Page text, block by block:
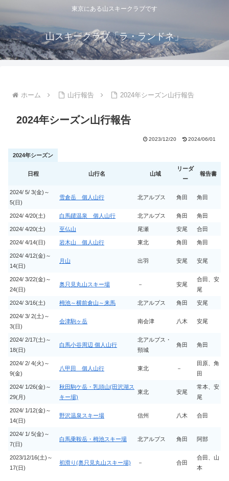
東京にある山スキークラブです
山スキークラブ「ラ・ランドネ」
ホーム 山行報告 2024年シーズン山行報告
2024年シーズン山行報告
2023/12/20 2024/06/01
2024年シーズン
日程 山行名 山域
リーダ
ー
報告書
2024/ 5/ 3(金)～
5(日)
雪倉岳 個人山行 北アルプス 角田 角田
2024/ 4/20(土) 白馬鑓温泉 個人山行 北アルプス 角田 角田
2024/ 4/20(土) 至仏山 尾瀬 安尾 合田
2024/ 4/14(日) 岩木山 個人山行 東北 角田 角田
2024/ 4/12(金)～
14(日)
月山 出羽 安尾 安尾
2024/ 3/22(金)～
24(日)
奥只見丸山スキー場 － 安尾
合田、安
尾
2024/ 3/16(土) 栂池～横前倉山～来馬 北アルプス 角田 安尾
2024/ 3/ 2(土)～
3(日)
会津駒ヶ岳 南会津 八木 安尾
2024/ 2/17(土)～
18(日)
白馬小谷周辺 個人山行
北アルプス・
頸城
角田 角田
2024/ 2/ 4(火)～
9(金)
八甲田 個人山行 東北 －
田原、角
田
2024/ 1/26(金)～
29(月)
秋田駒ケ岳・乳頭山(田沢湖ス
キー場)
東北 安尾
常本、安
尾
2024/ 1/12(金)～
14(日)
野沢温泉スキー場 信州 八木 合田
2024/ 1/ 5(金)～
7(日)
白馬乗鞍岳・栂池スキー場 北アルプス 角田 阿部
2023/12/16(土)～
17(日)
初滑り(奥只見丸山スキー場) － 合田
合田、山
本